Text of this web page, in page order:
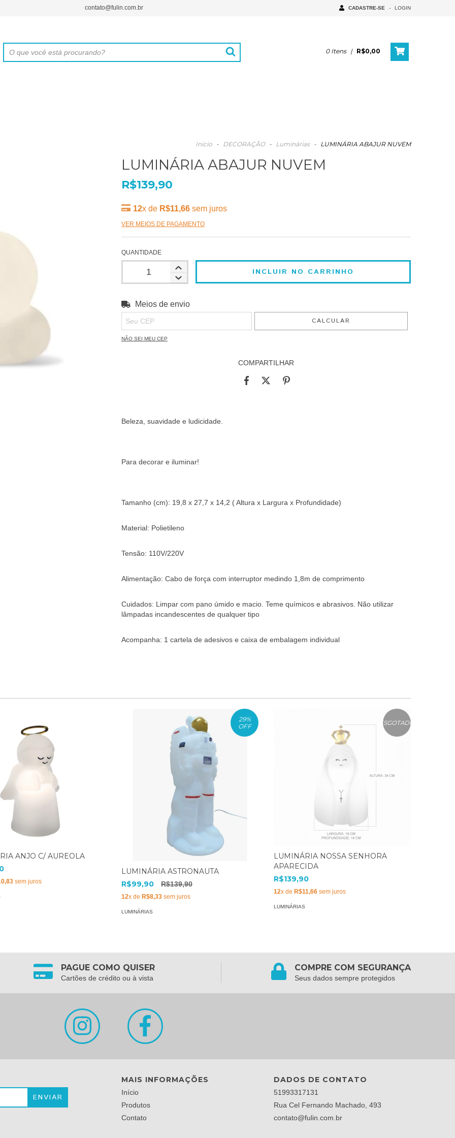
contato@fulin.com.br CADASTRE-SE - LOGIN
0 Itens | R$0,00
Início - DECORAÇÃO - Luminárias - LUMINÁRIA ABAJUR NUVEM
LUMINÁRIA ABAJUR NUVEM
R$139,90
12x de R$11,66 sem juros
VER MEIOS DE PAGAMENTO
QUANTIDADE
Entregas para o CEP:
Meios de envio
CALCULAR
NÃO SEI MEU CEP
COMPARTILHAR
Beleza, suavidade e ludicidade.
Para decorar e iluminar!
Tamanho (cm): 19,8 x 27,7 x 14,2 ( Altura x Largura x Profundidade)
Material: Polietileno
Tensão: 110V/220V
Alimentação: Cabo de força com interruptor medindo 1,8m de comprimento
Cuidados: Limpar com pano úmido e macio. Teme químicos e abrasivos. Não utilizar
lâmpadas incandescentes de qualquer tipo
Acompanha: 1 cartela de adesivos e caixa de embalagem individual
ANJO C/ AUREOLA
sem juros
29%
OFF
LUMINÁRIA ASTRONAUTA
R$99,90
R$139,90
12x de R$8,33 sem juros
LUMINÁRIAS
ESGOTADO
LUMINÁRIA NOSSA SENHORA
APARECIDA
R$139,90
12x de R$11,66 sem juros
LUMINÁRIAS
PAGUE COMO QUISER
Cartões de crédito ou à vista
COMPRE COM SEGURANÇA
Seus dados sempre protegidos
MAIS INFORMAÇÕES
Início
Produtos
Contato
DADOS DE CONTATO
51993317131
Rua Cel Fernando Machado, 493
contato@fulin.com.br